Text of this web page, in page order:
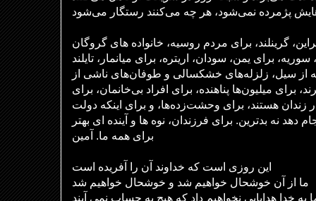
گرینلند، برای مردم روسیه، خانواده های گروگان
سوریه، برای یمن، سودان، اریتره، برای میانمار، تایلند
از سیل، زلزله‌های خشکسالی و طوفان‌های ناشی از
برای میلیون‌ها پناهنده، برای افراد بی‌خانمان، برای
زندان هستند، برای وحشت‌زده‌ها، و برای اینکه دولت
دهد نه بدترین. برای فرزندان، نوه ها و آینده ای بهتر
برای همه ما. آمین
این روزی است که خداوند آن را آفریده است
ما از آن خوشحال خواهیم شد و خوشحال خواهیم شد
به خدا هدایایی نخواهیم داد که هیچ به حساب نمی آیند